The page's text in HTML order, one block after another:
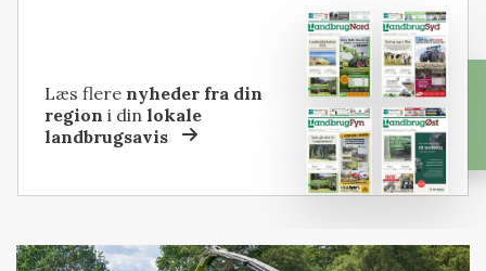
Læs flere nyheder fra din
region i dinlokale
landbrugsavis